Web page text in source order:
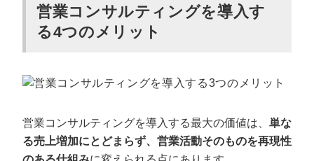
営業コンサルティングを導入す
る4つのメリット
営業コンサルティングを導入する最大の価値は、 単な
る売上増加にとどまらず、営業活動そのものを再現性